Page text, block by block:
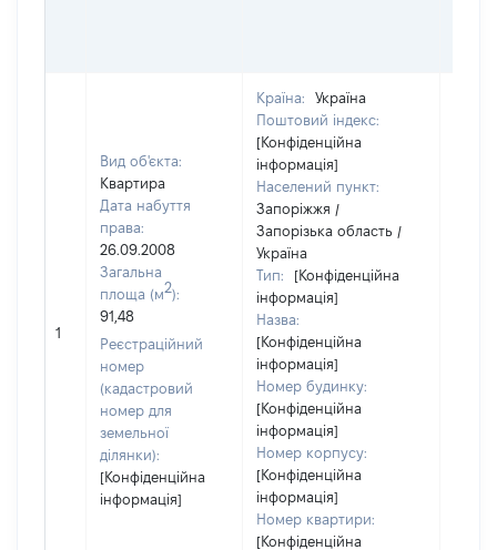
1
Вид об'єкта:
Квартира
Дата набуття
права:
26.09.2008
Загальна
площа (м2):
91,48
Реєстраційний
номер
(кадастровий
номер для
земельної
ділянки):
[Конфіденційна
інформація]
Країна:
Україна
Поштовий індекс:
[Конфіденційна
інформація]
Населений пункт:
Запоріжжя /
Запорізька область /
Україна
Тип:
[Конфіденційна
інформація]
Назва:
[Конфіденційна
інформація]
Номер будинку:
[Конфіденційна
інформація]
Номер корпусу:
[Конфіденційна
інформація]
Номер квартири:
[Конфіденційна